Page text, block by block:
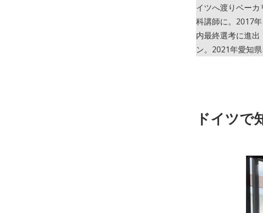
イツへ渡りベー
科講師に。2017
内最終選考に進
ン。2021年愛知
ドイツで